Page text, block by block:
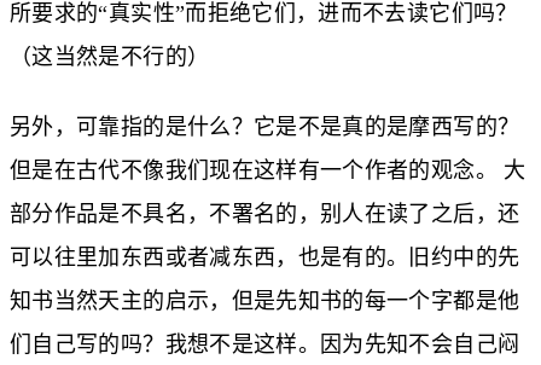
所要求的“真实性”而拒绝它们，进而不去读它们吗？
（这当然是不行的）
另外，可靠指的是什么？它是不是真的是摩西写的？
但是在古代不像我们现在这样有一个作者的观念。 大
部分作品是不具名，不署名的，别人在读了之后，还
可以往里加东西或者减东西，也是有的。旧约中的先
知书当然天主的启示，但是先知书的每一个字都是他
们自己写的吗？我想不是这样。因为先知不会自己闷